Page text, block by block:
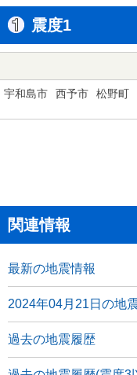
震度1
宇和島市 西予市 松野町
関連情報
最新の地震情報
2024年04月21日の地
過去の地震履歴